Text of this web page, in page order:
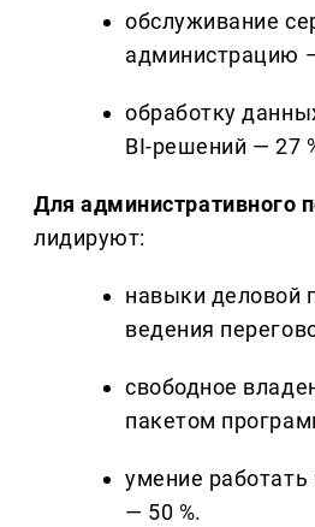
обслуживание
администрацию
обработку
BI-решений — 27
Для административного
лидируют:
навыки деловой
ведения
свободное
пакетом
умение работать
— 50 %.